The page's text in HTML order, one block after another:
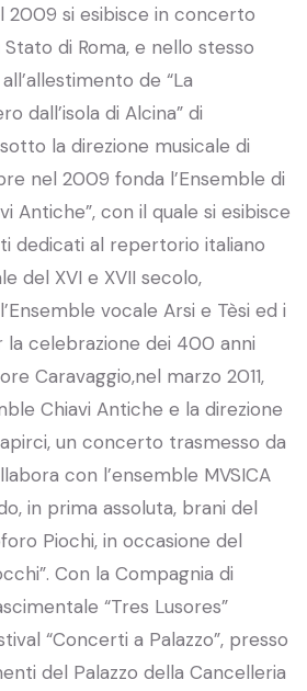
2009 si esibisce in concerto
Stato di Roma, e nello stesso
de “La
dall’isola di Alcina” di
la direzione musicale di
nel 2009 fonda l’Ensemble di
Antiche”, con il quale si esibisce
dedicati al repertorio italiano
del XVI e XVII secolo,
vocale Arsi e Tèsi ed i
la celebrazione dei 400 anni
Caravaggio,nel marzo 2011,
Chiavi Antiche e la direzione
un concerto trasmesso da
con l’ensemble MVSICA
in prima assoluta, brani del
Piochi, in occasione del
Con la Compagnia di
“Tres Lusores”
“Concerti a Palazzo”, presso
del Palazzo della Cancelleria